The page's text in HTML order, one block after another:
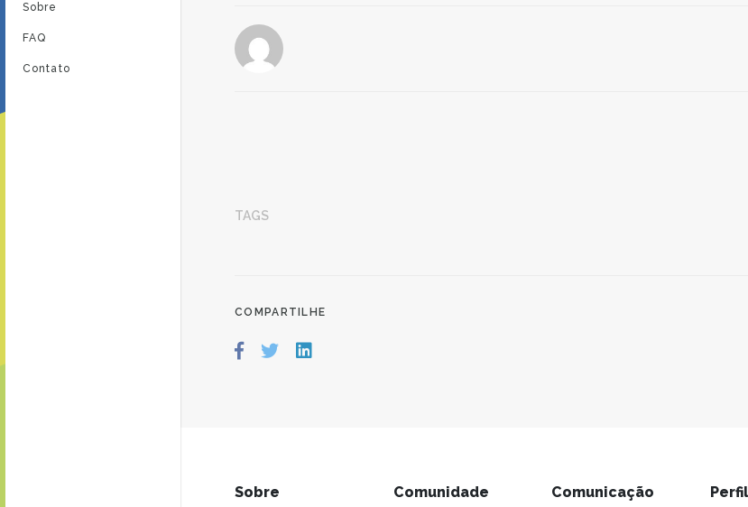
Sobre
FAQ
Contato
TAGS
COMPARTILHE
Sobre Comunidade Comunicação Perfil